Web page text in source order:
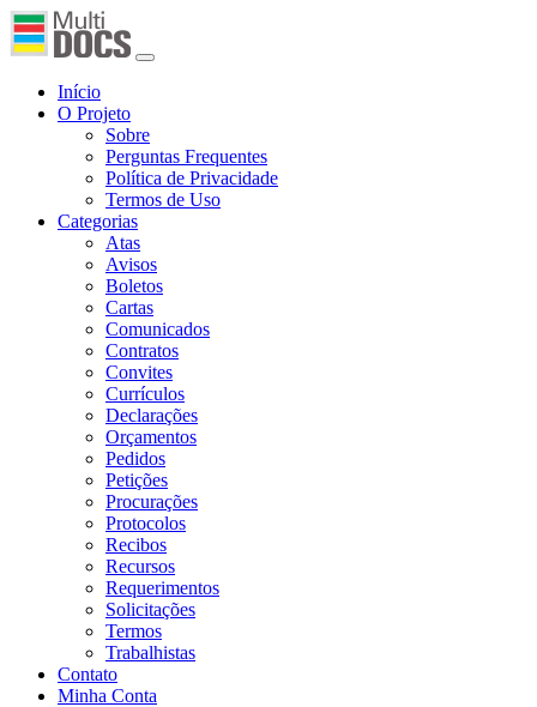
Início
O Projeto
Sobre
Perguntas Frequentes
Política de Privacidade
Termos de Uso
Categorias
Atas
Avisos
Boletos
Cartas
Comunicados
Contratos
Convites
Currículos
Declarações
Orçamentos
Pedidos
Petições
Procurações
Protocolos
Recibos
Recursos
Requerimentos
Solicitações
Termos
Trabalhistas
Contato
Minha Conta